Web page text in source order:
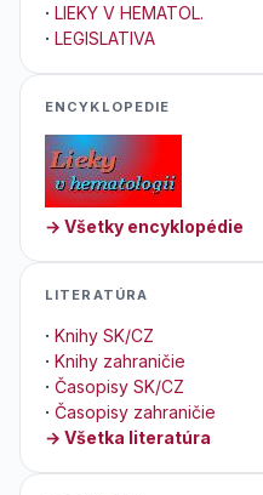
· LIEKY V HEMATOL.
· LEGISLATIVA
ENCYKLOPEDIE
→ Všetky encyklopédie
LITERATÚRA
· Knihy SK/CZ
· Knihy zahraničie
· Časopisy SK/CZ
· Časopisy zahraničie
→ Všetka literatúra